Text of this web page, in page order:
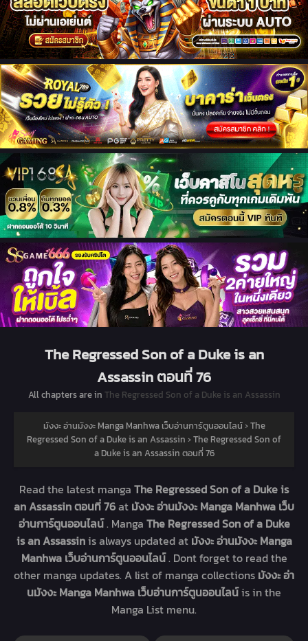
The Regressed Son of a Duke is an
Assassin ตอนที่ 76
All chapters are in The Regressed Son of a Duke is an Assassin
มังงะ อ่านมังงะ Manga Manhwa เว็บอ่านการ์ตูนออนไลน์›The
Regressed Son of a Duke is an Assassin ›The Regressed Son of
a Duke is an Assassin ตอนที่ 76
Read the latest manga The Regressed Son of a Duke is
an Assassin ตอนที่ 76at มังงะ อ่านมังงะ Manga Manhwa เว็บ
อ่านการ์ตูนออนไลน์. Manga The Regressed Son of a Duke
is an Assassinis always updated at มังงะ อ่านมังงะ Manga
Manhwa เว็บอ่านการ์ตูนออนไลน์. Dont forget to read the
other manga updates. A list of manga collections มังงะ อ่า
นมังงะ Manga Manhwa เว็บอ่านการ์ตูนออนไลน์is in the
Manga List menu.